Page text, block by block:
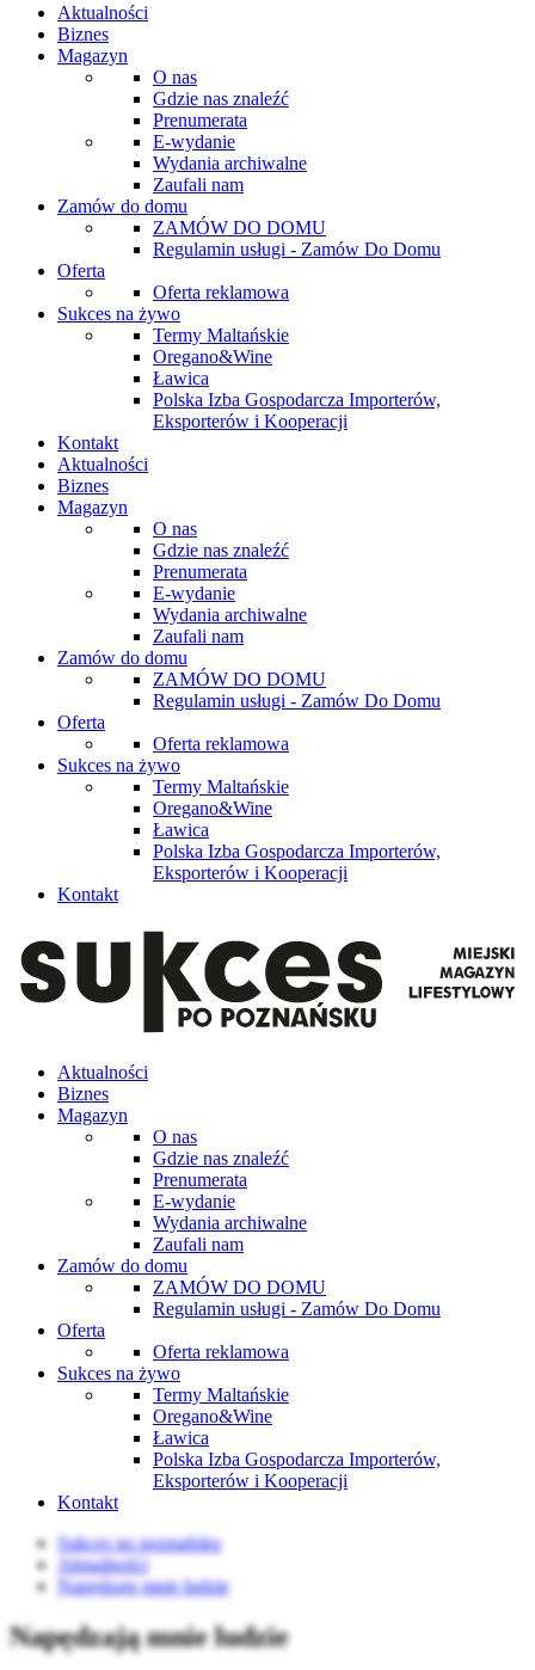
Aktualności
Biznes
Magazyn
O nas
Gdzie nas znaleźć
Prenumerata
E-wydanie
Wydania archiwalne
Zaufali nam
Zamów do domu
ZAMÓW DO DOMU
Regulamin usługi - Zamów Do Domu
Oferta
Oferta reklamowa
Sukces na żywo
Termy Maltańskie
Oregano&Wine
Ławica
Polska Izba Gospodarcza Importerów,
Eksporterów i Kooperacji
Kontakt
Aktualności
Biznes
Magazyn
O nas
Gdzie nas znaleźć
Prenumerata
E-wydanie
Wydania archiwalne
Zaufali nam
Zamów do domu
ZAMÓW DO DOMU
Regulamin usługi - Zamów Do Domu
Oferta
Oferta reklamowa
Sukces na żywo
Termy Maltańskie
Oregano&Wine
Ławica
Polska Izba Gospodarcza Importerów,
Eksporterów i Kooperacji
Kontakt
Aktualności
Biznes
Magazyn
O nas
Gdzie nas znaleźć
Prenumerata
E-wydanie
Wydania archiwalne
Zaufali nam
Zamów do domu
ZAMÓW DO DOMU
Regulamin usługi - Zamów Do Domu
Oferta
Oferta reklamowa
Sukces na żywo
Termy Maltańskie
Oregano&Wine
Ławica
Polska Izba Gospodarcza Importerów,
Eksporterów i Kooperacji
Kontakt
Sukces po poznańsku
Aktualności
Napędzają mnie ludzie
Napędzają mnie ludzie